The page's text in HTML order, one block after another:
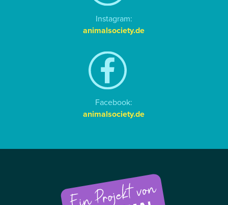
Instagram:
animalsociety.de
Facebook:
animalsociety.de